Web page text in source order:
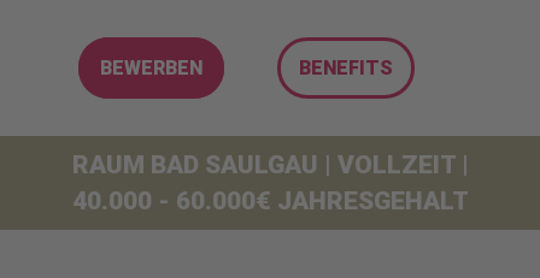
BEWERBEN BENEFITS
RAUM BAD SAULGAU | VOLLZEIT |
40.000 - 60.000€ JAHRESGEHALT